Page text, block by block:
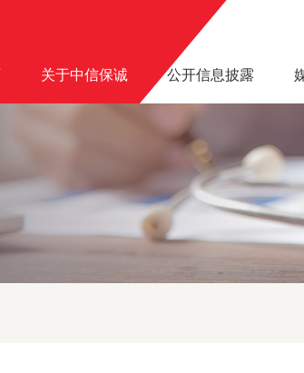
关于中信保诚 公开信息披露